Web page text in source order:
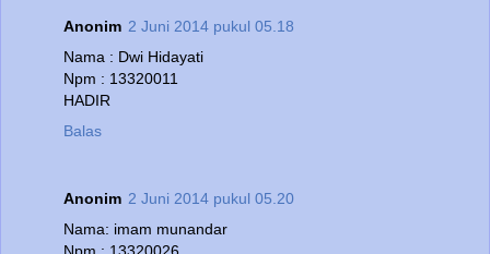
Anonim 2 Juni 2014 pukul 05.18
Nama : Dwi Hidayati
Npm : 13320011
HADIR
Balas
Anonim 2 Juni 2014 pukul 05.20
Nama: imam munandar
Npm.: 13320026